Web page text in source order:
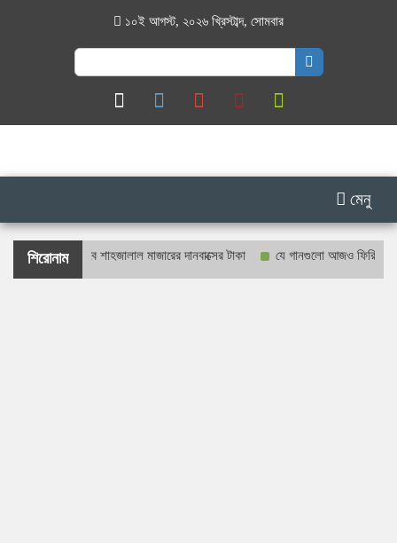
১০ই আগস্ট, ২০২৬ খ্রিস্টাব্দ, সোমবার
Search
for:
মেনু
শিরোনাম
গণনা হবে শাহজালাল মাজারের দানবাক্সের টাকা যে গানগুলো আজও ফিরিয়ে নেয়